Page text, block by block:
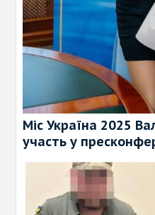
Міс Україна 2025
участь у